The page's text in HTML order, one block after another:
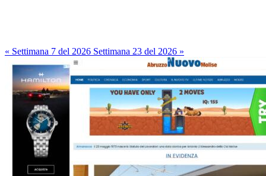
« Settimana 7 del 2026 Settimana 23 del 2026 »